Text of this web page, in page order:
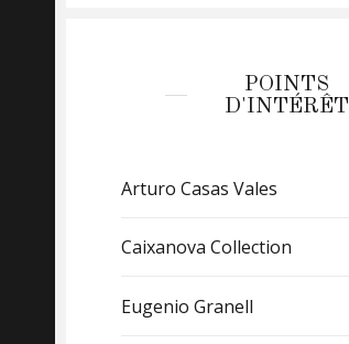
POINTS
D'INTÉRÊT
Arturo Casas Vales
Caixanova Collection
Eugenio Granell